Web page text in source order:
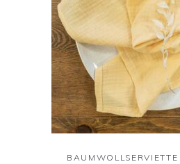
BAUMWOLLSERVIETTE